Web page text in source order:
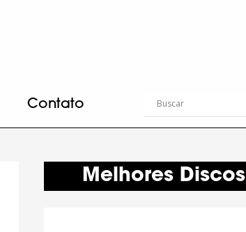
Contato
Melhores Discos